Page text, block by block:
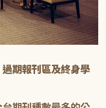
期報刊區及終身學